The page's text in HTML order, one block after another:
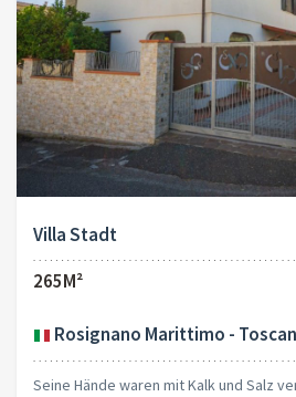
Villa Stadt
265M²
Rosignano Marittimo -
Seine Hände waren mit Kalk und Salz